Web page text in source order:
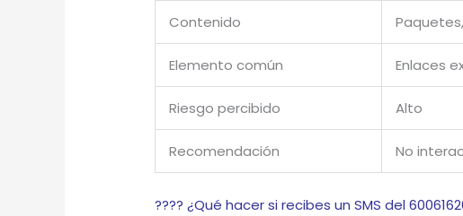
Contenido
Elemento común Enlaces
Riesgo percibido Alto
Recomendación No
????️ ¿Qué hacer si recibes un SMS del